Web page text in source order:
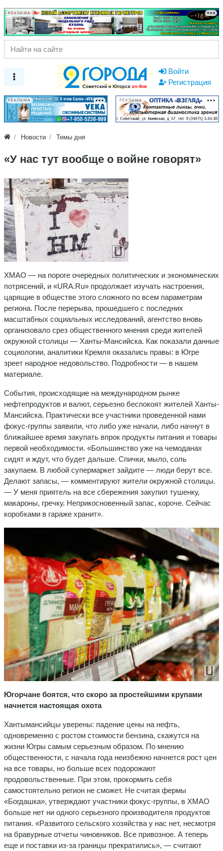
РЕКЛАМА
Войти
Регистрация
РЕКЛАМА РЕКЛАМА
Новости Темы дня
«У нас тут вообще о войне говорят»
ХМАО — на пороге очередных политических и экономических
потрясений, и «URA.Ru» продолжает изучать настроения,
царящие в обществе этого сложного по всем параметрам
региона. После перерыва, прошедшего с последних
масштабных социальных исследований, агентство вновь
организовало срез общественного мнения среди жителей
окружной столицы — Ханты-Мансийска. Как показали данные
социологии, аналитики Кремля оказались правы: в Югре
зреет народное недовольство. Подробности — в нашем
материале.
События, происходящие на международном рынке
нефтепродуктов и валют, серьезно беспокоят жителей Ханты-
Мансийска. Практически все участники проведенной нами
фокус-группы заявили, что либо уже начали, либо начнут в
ближайшее время закупать впрок продукты питания и товары
первой необходимости. «Большинство уже на чемоданах
сидят и ждут, что будет дальше. Спички, мыло, соль
закупаем. В любой супермаркет зайдите — люди берут все.
Делают запасы, — комментируют жители окружной столицы.
— У меня приятель на все сбережения закупил тушенку,
макароны, гречку. Неприкосновенный запас, короче. Сейчас
коробками в гараже хранит».
Югорчане боятся, что скоро за простейшими крупами
начнется настоящая охота
Хантымансийцы уверены: падение цены на нефть,
одновременно с ростом стоимости бензина, скажутся на
жизни Югры самым серьезным образом. По мнению
общественности, с начала года неизбежно начнется рост цен
на все товары, но больше всех подорожают
продовольственные. При этом, прокормить себя
самостоятельно регион не сможет. Не считая фермы
«Богдашка», утверждают участники фокус-группы, в ХМАО
больше нет ни одного серьезного производителя продуктов
питания. «Развитого сельского хозяйства у нас нет, несмотря
на бравурные отчеты чиновников. Все привозное. А теперь
еще и поставки из-за границы прекратились», — считают